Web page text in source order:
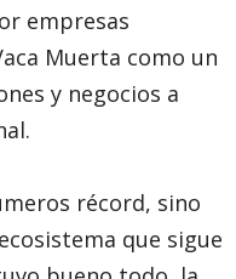
empresas
Muerta como un
y negocios a
récord, sino
que sigue